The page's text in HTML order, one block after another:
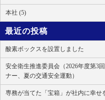
本社 (5)
最近の投稿
酸素ボックスを設置しました
安全衛生推進委員会（2026年度第3
ナー、夏の交通安全運動）
専務が当てた「宝箱」が社内に幸せ